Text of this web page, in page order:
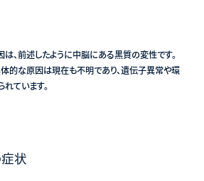
、前述したように中脳にある黒質の変性です。
的な原因は現在も不明であり、遺伝子異常や環
ています。
状